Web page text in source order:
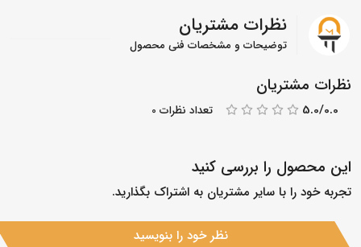
نظرات مشتریان
توضیحات و مشخصات فنی محصول
نظرات مشتریان
5.0/0.0 تعداد نظرات 0
این محصول را بررسی کنید
تجربه خود را با سایر مشتریان به اشتراک بگذارید.
نظر خود را بنویسید